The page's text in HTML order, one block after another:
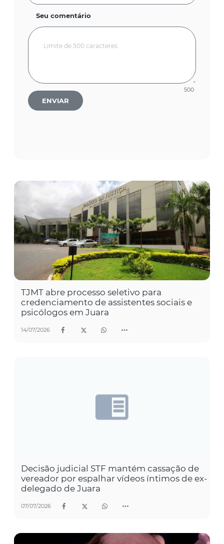
Seu comentário
500
ENVIAR
TJMT abre processo seletivo para
credenciamento de assistentes sociais e
psicólogos em Juara
14/07/2026
Decisão judicial STF mantém cassação de
vereador por espalhar vídeos íntimos de ex-
delegado de Juara
07/07/2026